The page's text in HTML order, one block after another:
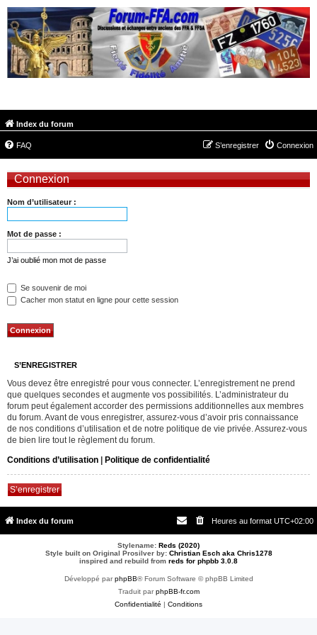
Index du forum
FAQ Connexion
S’enregistrer
Connexion
Nom d’utilisateur :
Mot de passe :
J’ai oublié mon mot de passe
Se souvenir de moi
Cacher mon statut en ligne pour cette session
S’ENREGISTRER
Vous devez être enregistré pour vous connecter. L’enregistrement ne prend
que quelques secondes et augmente vos possibilités. L’administrateur du
forum peut également accorder des permissions additionnelles aux membres
du forum. Avant de vous enregistrer, assurez-vous d’avoir pris connaissance
de nos conditions d’utilisation et de notre politique de vie privée. Assurez-vous
de bien lire tout le règlement du forum.
Conditions d’utilisation
Politique de confidentialité
S’enregistrer
Index du forum Heures au format UTC+02:00
Stylename: Reds (2020)
Style built on Original Prosilver by: Christian Esch aka Chris1278
inspired and rebuild from reds for phpbb 3.0.8
Développé parphpBB® Forum Software © phpBB Limited
Traduit parphpBB-fr.com
Confidentialité
Conditions